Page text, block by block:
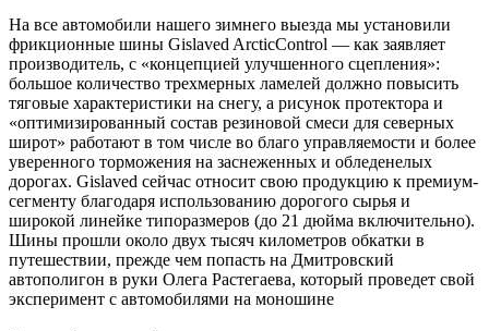
На все автомобили нашего зимнего выезда мы установили
фрикционные шины Gislaved ArcticControl — как заявляет
производитель, с «концепцией улучшенного сцепления»:
большое количество трехмерных ламелей должно повысить
тяговые характеристики на снегу, а рисунок протектора и
«оптимизированный состав резиновой смеси для северных
широт» работают в том числе во благо управляемости и более
уверенного торможения на заснеженных и обледенелых
дорогах. Gislaved сейчас относит свою продукцию к премиум-
сегменту благодаря использованию дорогого сырья и
широкой линейке типоразмеров (до 21 дюйма включительно).
Шины прошли около двух тысяч километров обкатки в
путешествии, прежде чем попасть на Дмитровский
автополигон в руки Олега Растегаева, который проведет свой
эксперимент с автомобилями на моношине